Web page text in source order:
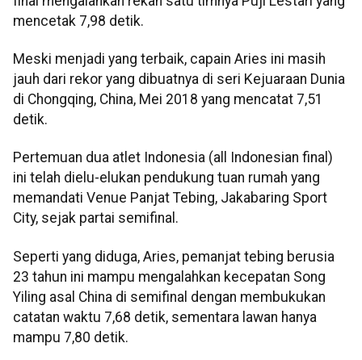
mencetak 7,98 detik.
Meski menjadi yang terbaik, capain Aries ini masih
jauh dari rekor yang dibuatnya di seri Kejuaraan Dunia
di Chongqing, China, Mei 2018 yang mencatat 7,51
detik.
Pertemuan dua atlet Indonesia (all Indonesian final)
ini telah dielu-elukan pendukung tuan rumah yang
memandati Venue Panjat Tebing, Jakabaring Sport
City, sejak partai semifinal.
Seperti yang diduga, Aries, pemanjat tebing berusia
23 tahun ini mampu mengalahkan kecepatan Song
Yiling asal China di semifinal dengan membukukan
catatan waktu 7,68 detik, sementara lawan hanya
mampu 7,80 detik.